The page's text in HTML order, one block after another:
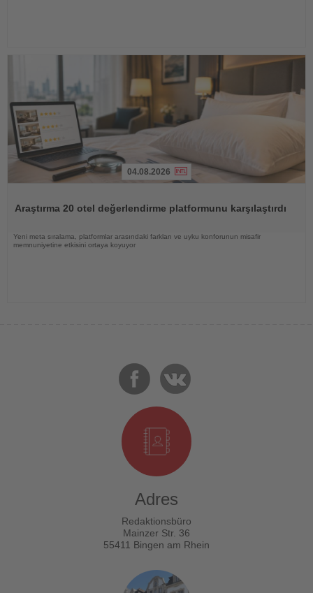
04.08.2026
Araştırma 20 otel değerlendirme platformunu karşılaştırdı
Yeni meta sıralama, platformlar arasındaki farkları ve uyku konforunun misafir
memnuniyetine etkisini ortaya koyuyor
Adres
Redaktionsbüro
Mainzer Str. 36
55411 Bingen am Rhein